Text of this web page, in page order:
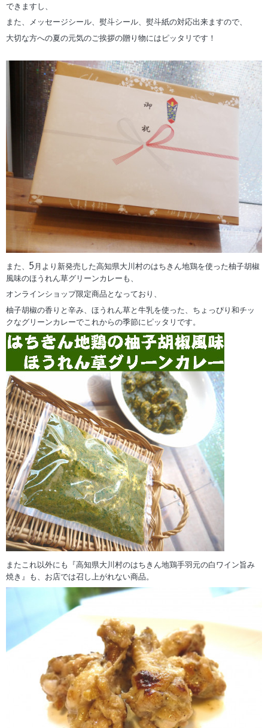
できますし、
また、メッセージシール、熨斗シール、熨斗紙の対応出来ますので、
大切な方への夏の元気のご挨拶の贈り物にはピッタリです！
また、5月より新発売した高知県大川村のはちきん地鶏を使った柚子胡椒
風味のほうれん草グリーンカレーも、
オンラインショップ限定商品となっており、
柚子胡椒の香りと辛み、ほうれん草と牛乳を使った、ちょっぴり和チッ
クなグリーンカレーでこれからの季節にピッタリです。
またこれ以外にも『高知県大川村のはちきん地鶏手羽元の白ワイン旨み
焼き』も、お店では召し上がれない商品。